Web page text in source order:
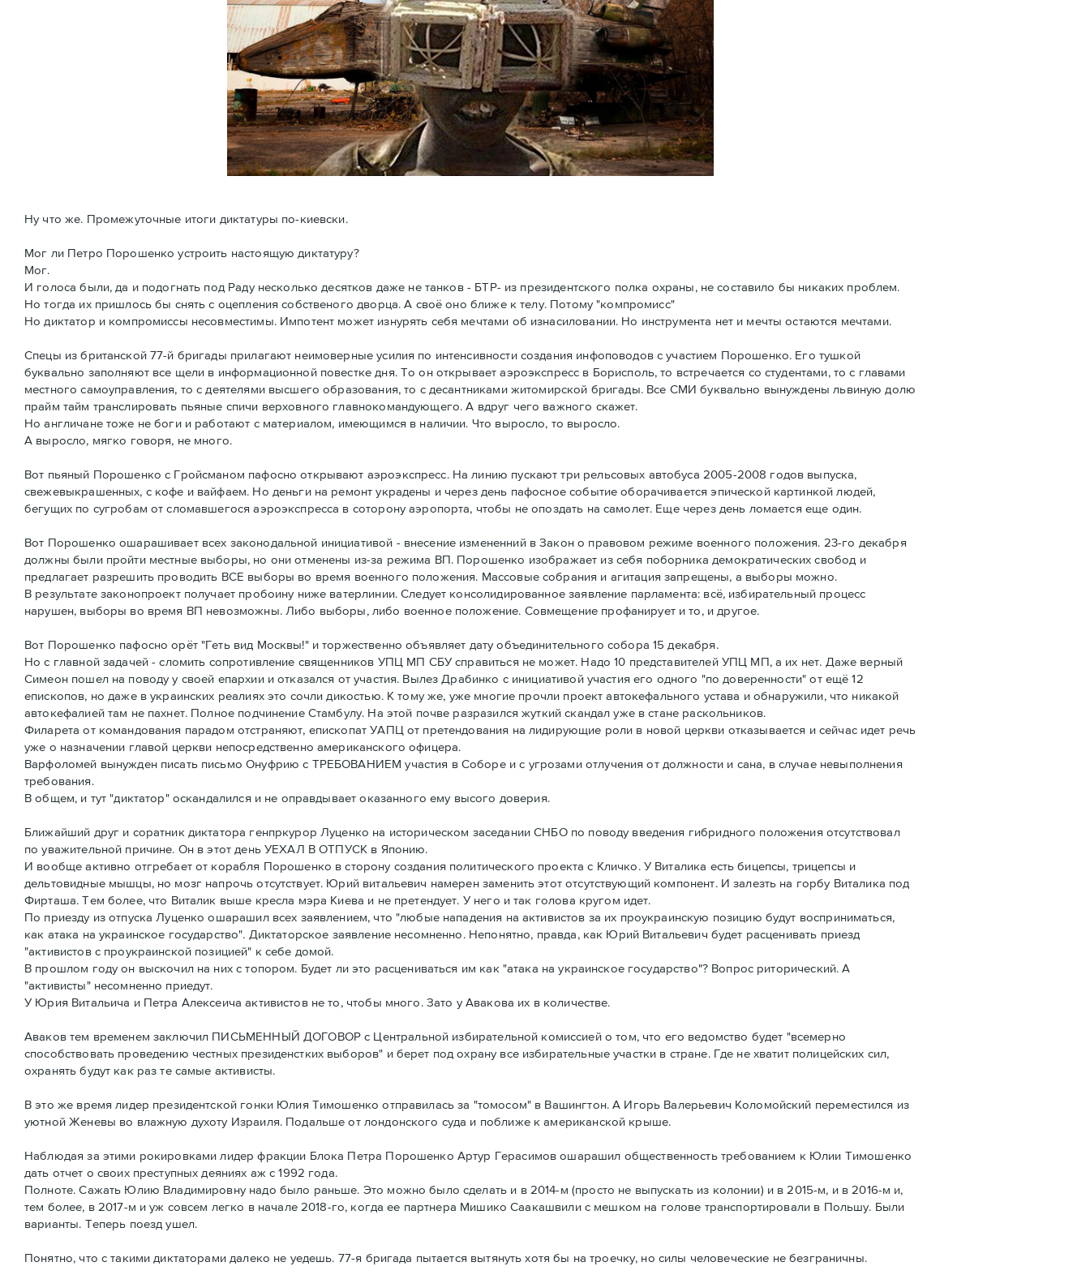
Ну что же. Промежуточные итоги диктатуры по-киевски.
Мог ли Петро Порошенко устроить настоящую диктатуру?
Мог.
И голоса были, да и подогнать под Раду несколько десятков даже не танков - БТР- из президентского полка охраны, не составило бы никаких проблем.
Но тогда их пришлось бы снять с оцепления собственого дворца. А своё оно ближе к телу. Потому "компромисс"
Но диктатор и компромиссы несовместимы. Импотент может изнурять себя мечтами об изнасиловании. Но инструмента нет и мечты остаются мечтами.
Спецы из британской 77-й бригады прилагают неимоверные усилия по интенсивности создания инфоповодов с участием Порошенко. Его тушкой
буквально заполняют все щели в информационной повестке дня. То он открывает аэроэкспресс в Борисполь, то встречается со студентами, то с главами
местного самоуправления, то с деятелями высшего образования, то с десантниками житомирской бригады. Все СМИ буквально вынуждены львиную долю
прайм тайм транслировать пьяные спичи верховного главнокомандующего. А вдруг чего важного скажет.
Но англичане тоже не боги и работают с материалом, имеющимся в наличии. Что выросло, то выросло.
А выросло, мягко говоря, не много.
Вот пьяный Порошенко с Гройсманом пафосно открывают аэроэкспресс. На линию пускают три рельсовых автобуса 2005-2008 годов выпуска,
свежевыкрашенных, с кофе и вайфаем. Но деньги на ремонт украдены и через день пафосное событие оборачивается эпической картинкой людей,
бегущих по сугробам от сломавшегося аэроэкспресса в соторону аэропорта, чтобы не опоздать на самолет. Еще через день ломается еще один.
Вот Порошенко ошарашивает всех законодальной инициативой - внесение измененний в Закон о правовом режиме военного положения. 23-го декабря
должны были пройти местные выборы, но они отменены из-за режима ВП. Порошенко изображает из себя поборника демократических свобод и
предлагает разрешить проводить ВСЕ выборы во время военного положения. Массовые собрания и агитация запрещены, а выборы можно.
В результате законопроект получает пробоину ниже ватерлинии. Следует консолидированное заявление парламента: всё, избирательный процесс
нарушен, выборы во время ВП невозможны. Либо выборы, либо военное положение. Совмещение профанирует и то, и другое.
Вот Порошенко пафосно орёт "Геть вид Москвы!" и торжественно объявляет дату объединительного собора 15 декабря.
Но с главной задачей - сломить сопротивление священников УПЦ МП СБУ справиться не может. Надо 10 представителей УПЦ МП, а их нет. Даже верный
Симеон пошел на поводу у своей епархии и отказался от участия. Вылез Драбинко с инициативой участия его одного "по доверенности" от ещё 12
епископов, но даже в украинских реалиях это сочли дикостью. К тому же, уже многие прочли проект автокефального устава и обнаружили, что никакой
автокефалией там не пахнет. Полное подчинение Стамбулу. На этой почве разразился жуткий скандал уже в стане раскольников.
Филарета от командования парадом отстраняют, епископат УАПЦ от претендования на лидирующие роли в новой церкви отказывается и сейчас идет речь
уже о назначении главой церкви непосредственно американского офицера.
Варфоломей вынужден писать письмо Онуфрию с ТРЕБОВАНИЕМ участия в Соборе и с угрозами отлучения от должности и сана, в случае невыполнения
требования.
В общем, и тут "диктатор" оскандалился и не оправдывает оказанного ему высого доверия.
Ближайший друг и соратник диктатора генпркурор Луценко на историческом заседании СНБО по поводу введения гибридного положения отсутствовал
по уважительной причине. Он в этот день УЕХАЛ В ОТПУСК в Японию.
И вообще активно отгребает от корабля Порошенко в сторону создания политического проекта с Кличко. У Виталика есть бицепсы, трицепсы и
дельтовидные мышцы, но мозг напрочь отсутствует. Юрий витальевич намерен заменить этот отсутствующий компонент. И залезть на горбу Виталика под
Фирташа. Тем более, что Виталик выше кресла мэра Киева и не претендует. У него и так голова кругом идет.
По приезду из отпуска Луценко ошарашил всех заявлением, что "любые нападения на активистов за их проукраинскую позицию будут восприниматься,
как атака на украинское государство". Диктаторское заявление несомненно. Непонятно, правда, как Юрий Витальевич будет расценивать приезд
"активистов с проукраинской позицией" к себе домой.
В прошлом году он выскочил на них с топором. Будет ли это расцениваться им как "атака на украинское государство"? Вопрос риторический. А
"активисты" несомненно приедут.
У Юрия Витальича и Петра Алексеича активистов не то, чтобы много. Зато у Авакова их в количестве.
Аваков тем временем заключил ПИСЬМЕННЫЙ ДОГОВОР с Центральной избирательной комиссией о том, что его ведомство будет "всемерно
способствовать проведению честных президенстких выборов" и берет под охрану все избирательные участки в стране. Где не хватит полицейских сил,
охранять будут как раз те самые активисты.
В это же время лидер президентской гонки Юлия Тимошенко отправилась за "томосом" в Вашингтон. А Игорь Валерьевич Коломойский переместился из
уютной Женевы во влажную духоту Израиля. Подальше от лондонского суда и поближе к американской крыше.
Наблюдая за этими рокировками лидер фракции Блока Петра Порошенко Артур Герасимов ошарашил общественность требованием к Юлии Тимошенко
дать отчет о своих преступных деяниях аж с 1992 года.
Полноте. Сажать Юлию Владимировну надо было раньше. Это можно было сделать и в 2014-м (просто не выпускать из колонии) и в 2015-м, и в 2016-м и,
тем более, в 2017-м и уж совсем легко в начале 2018-го, когда ее партнера Мишико Саакашвили с мешком на голове транспортировали в Польшу. Были
варианты. Теперь поезд ушел.
Понятно, что с такими диктаторами далеко не уедешь. 77-я бригада пытается вытянуть хотя бы на троечку, но силы человеческие не безграничны.